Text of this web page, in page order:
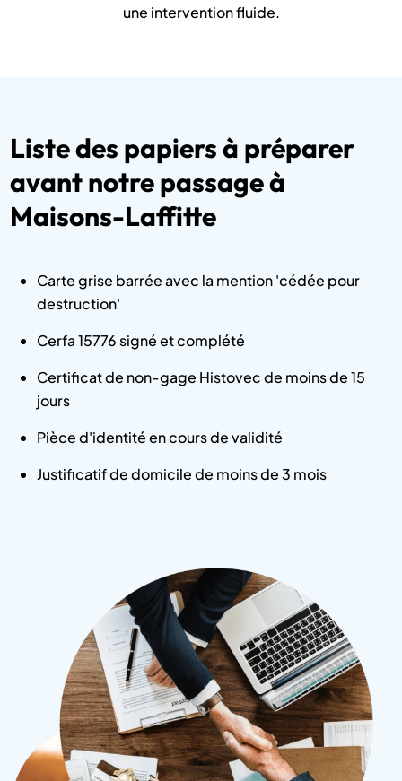
une intervention fluide.
Liste des papiers à préparer
avant notre passage à
Maisons-Laffitte
Carte grise barrée avec la mention 'cédée pour
destruction'
Cerfa 15776 signé et complété
Certificat de non-gage Histovec de moins de 15
jours
Pièce d'identité en cours de validité
Justificatif de domicile de moins de 3 mois